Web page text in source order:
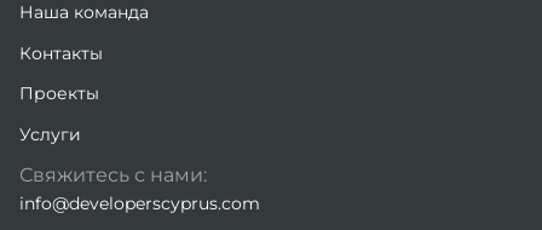
Наша команда
Контакты
Проекты
Услуги
Свяжитесь с нами:
info@developerscyprus.com